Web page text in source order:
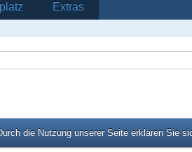
Extras
die Nutzung unserer Seite erklären Sie